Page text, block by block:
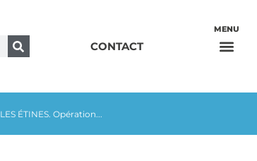
CONTACT
LES ÉTINES. Opération...